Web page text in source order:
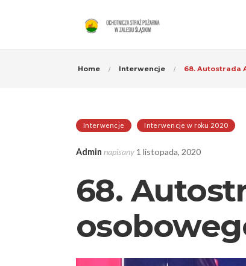
Home Interwencje 68. Autostrada
Interwencje Interwencje w roku 2020
Admin napisany 1 listopada, 2020
68.